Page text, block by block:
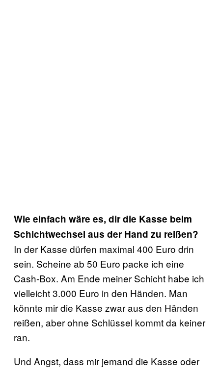
Wie einfach wäre es, dir die Kasse beim
Schichtwechsel aus der Hand zu reißen?
In der Kasse dürfen maximal 400 Euro drin
sein. Scheine ab 50 Euro packe ich eine
Cash-Box. Am Ende meiner Schicht habe ich
vielleicht 3.000 Euro in den Händen. Man
könnte mir die Kasse zwar aus den Händen
reißen, aber ohne Schlüssel kommt da keiner
ran.
Und Angst, dass mir jemand die Kasse oder